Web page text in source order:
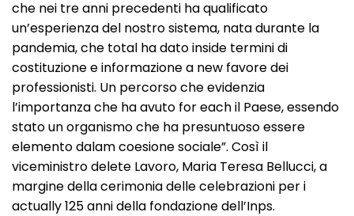
che nei tre anni precedenti ha qualificato
un’esperienza del nostro sistema, nata durante la
pandemia, che total ha dato inside termini di
costituzione e informazione a new favore dei
professionisti. Un percorso che evidenzia
l’importanza che ha avuto for each il Paese, essendo
stato un organismo che ha presuntuoso essere
elemento dalam coesione sociale”. Così il
viceministro delete Lavoro, Maria Teresa Bellucci, a
margine della cerimonia delle celebrazioni per i
actually 125 anni della fondazione dell’Inps.